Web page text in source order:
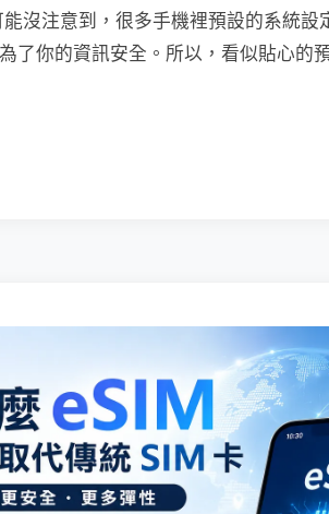
沒注意到，很多手機裡預設的系統設
了你的資訊安全。所以，看似貼心的